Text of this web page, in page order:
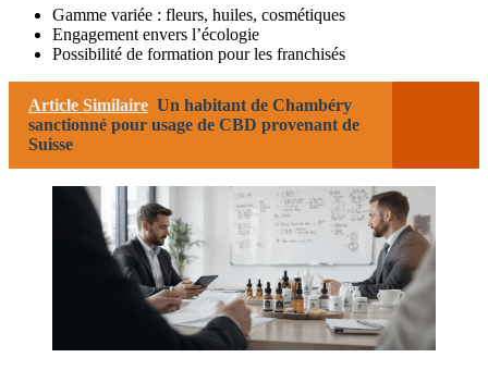
Gamme variée : fleurs, huiles, cosmétiques
Engagement envers l’écologie
Possibilité de formation pour les franchisés
Article Similaire Un habitant de Chambéry
sanctionné pour usage de CBD provenant de
Suisse